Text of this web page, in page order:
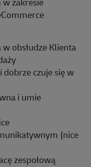
obsłudze Klienta
dobrze czuje się w
i umie
(nice
zespołową